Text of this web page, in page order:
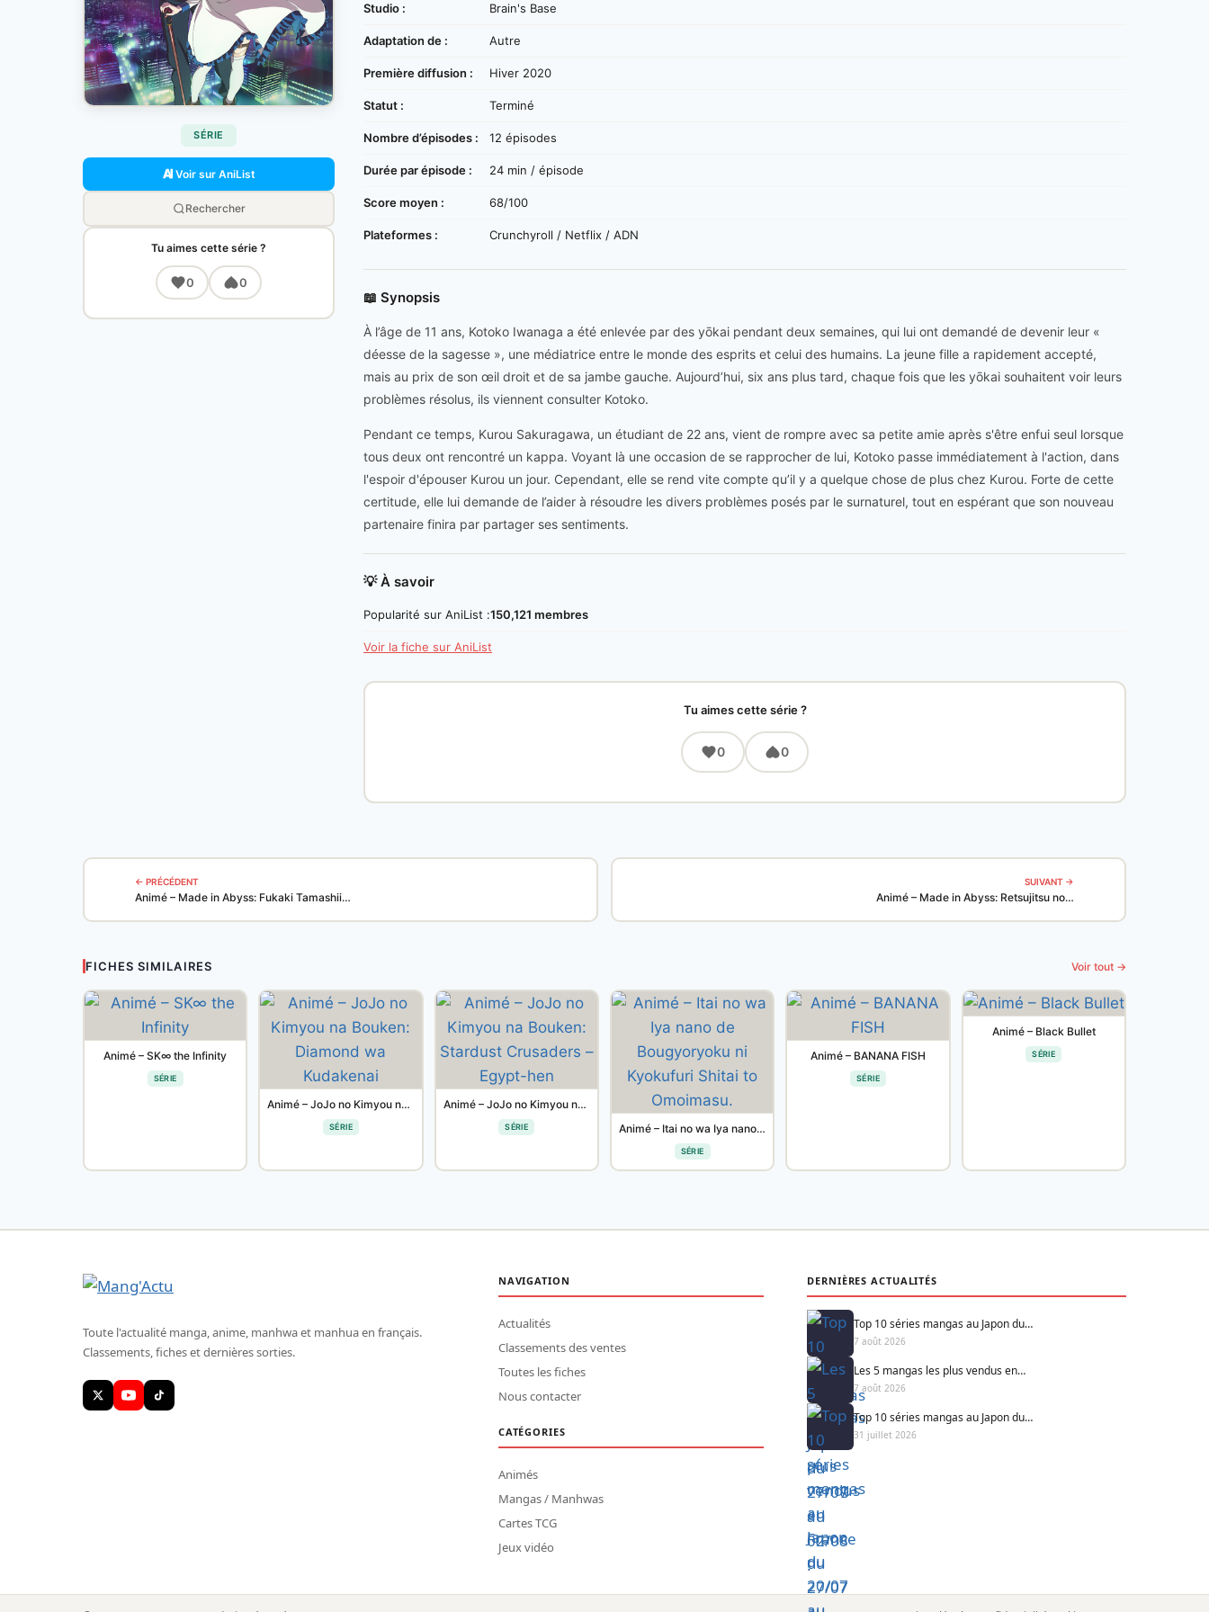
SÉRIE
Voir sur AniList
Rechercher
Tu aimes cette série ?
0 0
Studio : Brain's Base
Adaptation de : Autre
Première diffusion : Hiver 2020
Statut : Terminé
Nombre d’épisodes : 12 épisodes
Durée par épisode : 24 min / épisode
Score moyen : 68/100
Plateformes : Crunchyroll / Netflix / ADN
📖 Synopsis
À l’âge de 11 ans, Kotoko Iwanaga a été enlevée par des yōkai pendant deux semaines, qui lui ont demandé de devenir leur «
déesse de la sagesse », une médiatrice entre le monde des esprits et celui des humains. La jeune fille a rapidement accepté,
mais au prix de son œil droit et de sa jambe gauche. Aujourd’hui, six ans plus tard, chaque fois que les yōkai souhaitent voir leurs
problèmes résolus, ils viennent consulter Kotoko.
Pendant ce temps, Kurou Sakuragawa, un étudiant de 22 ans, vient de rompre avec sa petite amie après s'être enfui seul lorsque
tous deux ont rencontré un kappa. Voyant là une occasion de se rapprocher de lui, Kotoko passe immédiatement à l'action, dans
l'espoir d'épouser Kurou un jour. Cependant, elle se rend vite compte qu’il y a quelque chose de plus chez Kurou. Forte de cette
certitude, elle lui demande de l’aider à résoudre les divers problèmes posés par le surnaturel, tout en espérant que son nouveau
partenaire finira par partager ses sentiments.
💡 À savoir
Popularité sur AniList :150,121 membres
Voir la fiche sur AniList
Tu aimes cette série ?
0 0
← PRÉCÉDENT
Animé – Made in Abyss: Fukaki Tamashii…
SUIVANT →
Animé – Made in Abyss: Retsujitsu no…
FICHES SIMILAIRES Voir tout →
Animé – SK∞ the Infinity
SÉRIE
Animé – JoJo no Kimyou na Bouken: Diamond wa Kudakenai
SÉRIE
Animé – JoJo no Kimyou na Bouken: Stardust Crusaders – Egypt-hen
SÉRIE Animé – Itai no wa Iya nano de Bougyoryoku ni Kyokufuri Shitai to Omoimasu.
SÉRIE
Animé – BANANA FISH
SÉRIE
Animé – Black Bullet
SÉRIE
Toute l'actualité manga, anime, manhwa et manhua en français.
Classements, fiches et dernières sorties.
NAVIGATION
Actualités
Classements des ventes
Toutes les fiches
Nous contacter
CATÉGORIES
Animés
Mangas / Manhwas
Cartes TCG
Jeux vidéo
DERNIÈRES ACTUALITÉS
Top 10 séries mangas au Japon du…
7 août 2026
Les 5 mangas les plus vendus en…
7 août 2026
Top 10 séries mangas au Japon du…
31 juillet 2026